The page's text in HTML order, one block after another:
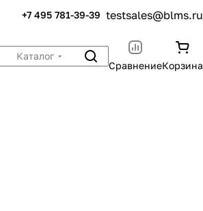
+7 495 781-39-39 testsales@blms.ru
Каталог
СравнениеКорзина